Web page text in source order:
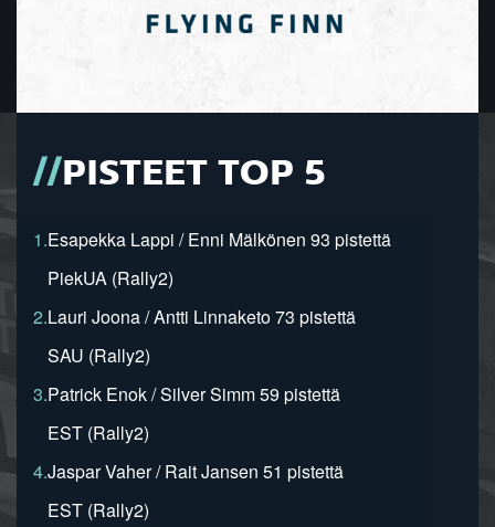
PISTEET TOP 5
1.Esapekka Lappi / Enni Mälkönen 93 pistettä
PiekUA (Rally2)
2.Lauri Joona / Antti Linnaketo 73 pistettä
SAU (Rally2)
3.Patrick Enok / Silver Simm 59 pistettä
EST (Rally2)
4.Jaspar Vaher / Rait Jansen 51 pistettä
EST (Rally2)